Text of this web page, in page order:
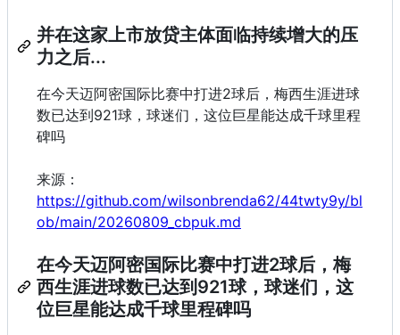
并在这家上市放贷主体面临持续增大的压
力之后...
在今天迈阿密国际比赛中打进2球后，梅西生涯进球
数已达到921球，球迷们，这位巨星能达成千球里程
碑吗
来源：
https://github.com/wilsonbrenda62/44twty9y/bl
ob/main/20260809_cbpuk.md
在今天迈阿密国际比赛中打进2球后，梅
西生涯进球数已达到921球，球迷们，这
位巨星能达成千球里程碑吗